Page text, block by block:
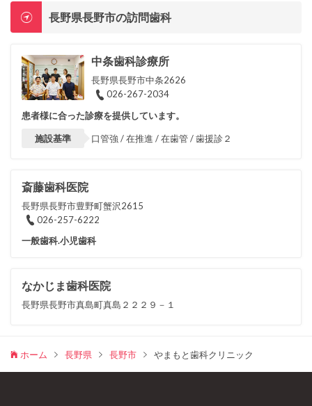
長野県長野市の訪問歯科
中条歯科診療所
長野県長野市中条2626
026-267-2034
患者様に合った診療を提供しています。
施設基準 口管強 / 在推進 / 在歯管 / 歯援診２
斎藤歯科医院
長野県長野市豊野町蟹沢2615
026-257-6222
一般歯科.小児歯科
なかじま歯科医院
長野県長野市真島町真島２２２９－１
ホーム 長野県 長野市 やまもと歯科クリニック